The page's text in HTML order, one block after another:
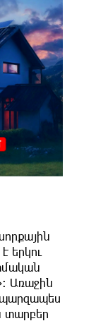
երկու
Առաջին
պարզապես